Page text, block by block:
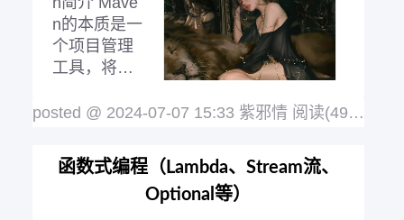
n的本质是一
个项目管理
工具，将项
理过程抽象
ject Model） 这玩意儿是使用Java开发
的，所以采用的就是Java的思想：面向
对象 Maven的作用： 项目构建：提供标
posted @ 2024-07-07 15:33 紫邪情 阅读(491)
函数式编程（Lambda、Stream流、
Optional等）